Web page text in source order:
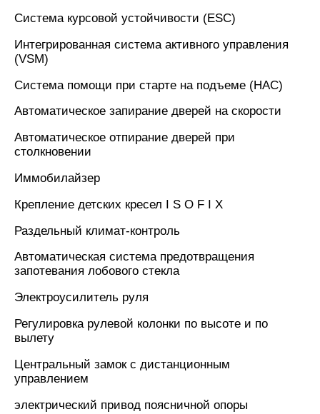
Система курсовой устойчивости (ESC)
Интегрированная система активного управления
(VSM)
Система помощи при старте на подъеме (HAC)
Автоматическое запирание дверей на скорости
Автоматическое отпирание дверей при
столкновении
Иммобилайзер
Крепление детских кресел I S O F I X
Раздельный климат-контроль
Автоматическая система предотвращения
запотевания лобового стекла
Электроусилитель руля
Регулировка рулевой колонки по высоте и по
вылету
Центральный замок с дистанционным
управлением
электрический привод поясничной опоры